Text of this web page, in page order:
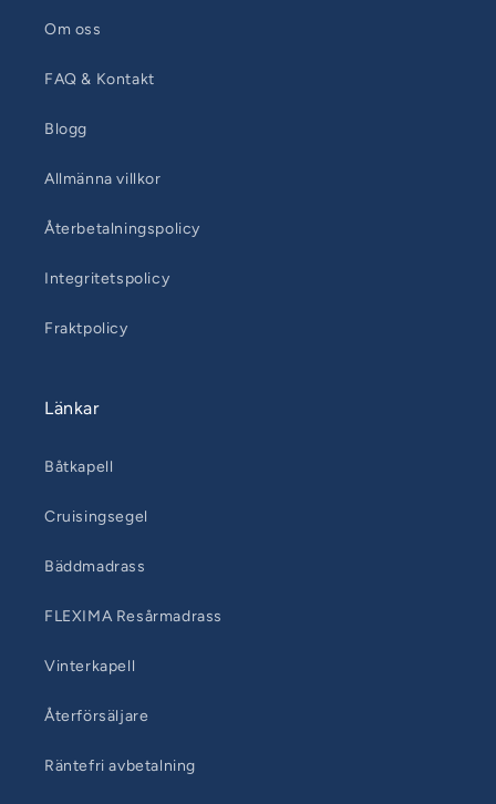
Om oss
FAQ & Kontakt
Blogg
Allmänna villkor
Återbetalningspolicy
Integritetspolicy
Fraktpolicy
Länkar
Båtkapell
Cruisingsegel
Bäddmadrass
FLEXIMA Resårmadrass
Vinterkapell
Återförsäljare
Räntefri avbetalning